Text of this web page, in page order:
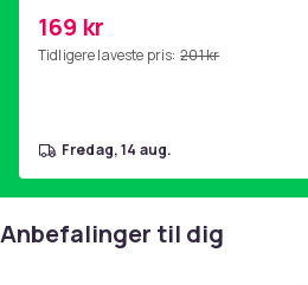
hjemmegymnastikk Pink
169 kr
Tidligere laveste pris: 201 kr
fredag, 14 aug.
Anbefalinger til dig